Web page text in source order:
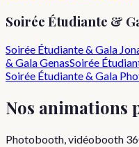
Soirée Étudiante &
Soirée Étudiante & Gala
& GalaGenasSoirée
Soirée Étudiante & Gala
Nos animations
Photobooth, vidéobooth